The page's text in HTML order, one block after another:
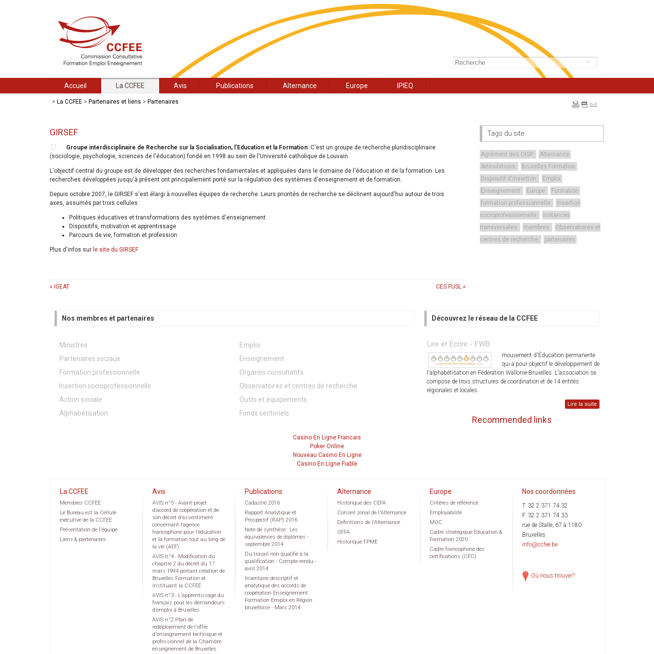
Accueil La CCFEE Avis Publications Alternance Europe IPIEQ
> La CCFEE > Partenaires et liens > Partenaires
GIRSEF
Groupe interdisciplinaire de Recherche sur la Socialisation, l'Education et la Formation. C'est un groupe de recherche pluridisciplinaire
(sociologie, psychologie, sciences de l'éducation) fondé en 1998 au sein de l'Université catholique de Louvain.
L'objectif central du groupe est de développer des recherches fondamentales et appliquées dans le domaine de l'éducation et de la formation. Les
recherches développées jusqu'à présent ont principalement porté sur la régulation des systèmes d'enseignement et de formation.
Depuis octobre 2007, le GIRSEF s'est élargi à nouvelles équipes de recherche. Leurs priorités de recherche se déclinent aujourd'hui autour de trois
axes, assumés par trois cellules :
Politiques éducatives et transformations des systèmes d'enseignement
Dispositifs, motivation et apprentissage
Parcours de vie, formation et profession
Plus d'infos sur le site du GIRSEF
« IGEAT CES FUSL »
Tags du site
Agrément des OISP
Alternance
Articulations
Bruxelles Formation
Dispositif d'insertion
Emploi
Enseignement
Europe
Formation
formation professionnelle
Insertion
socioprofessionnelle
instances
transversales
membres
Observatoires et
centres de recherche
partenaires
Nos membres et partenaires
Ministres
Partenaires sociaux
Formation professionnelle
Insertion socioprofessionnelle
Action sociale
Alphabétisation
Emploi
Enseignement
Organes consultatifs
Observatoires et centres de recherche
Outils et équipements
Fonds sectoriels
Découvrez le réseau de la CCFEE
Lire et Ecrire - FWB
mouvement d'Éducation permanente
qui a pour objectif le développement de
l'alphabétisation en Fédération Wallonie-Bruxelles. L'association se
compose de trois structures de coordination et de 14 entités
régionales et locales.
Lire la suite
Recommended links
Casino En Ligne Francais
Poker Online
Nouveau Casino En Ligne
Casino En Ligne Fiable
La CCFEE
Membres CCFEE
Le Bureau est la Cellule
exécutive de la CCFEE
Présentation de l'équipe
Liens & partenaires
Avis
AVIS n°5 - Avant-projet
d’accord de coopération et de
son décret d’assentiment
concernant l’agence
francophone pour l’éducation
et la formation tout au long de
la vie (AEF)
AVIS n°4 - Modification du
chapitre 2 du décret du 17
mars 1994 portant création de
Bruxelles Formation et
instituant la CCFEE
AVIS n°3 - L’apprentissage du
français pour les demandeurs
d’emploi à Bruxelles
AVIS n°2 Plan de
redéploiement de l'offre
d'enseignement technique et
professionnel de la Chambre
enseignement de Bruxelles
Publications
Cadastre 2016
Rapport Analytique et
Prospectif (RAP) 2016
Note de synthèse : Les
équivalences de diplômes -
septembre 2014
Du travail non qualifié à la
qualification - Compte-rendu -
avril 2014
Inventaire descriptif et
analytique des accords de
coopération Enseignement
Formation Emploi en Région
bruxelloise - Mars 2014
Alternance
Historique des CEFA
Conseil zonal de l'Alternance
Définitions de l'Alternance
OFFA
Historique FPME
Europe
Critères de référence
Employabilité
MOC
Cadre stratégique Education &
Formation 2020
Cadre francophone des
certifications (CFC)
Nos coordonnées
T. 32 2.371.74.32
F. 32 2.371.74.33
rue de Stalle, 67 à 1180
Bruxelles
info@ccfee.be
Où nous trouver?